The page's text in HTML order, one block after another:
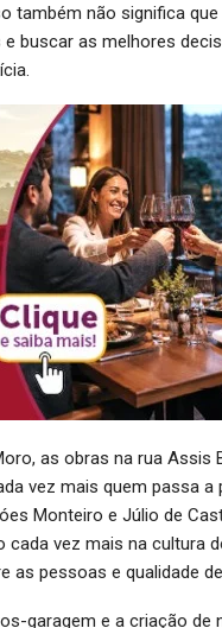
também não significa
buscar as melhores
as obras na rua Assis
vez mais quem passa a
Monteiro e Júlio de
vez mais na cultura
pessoas e qualidade de
garagem e a criação de